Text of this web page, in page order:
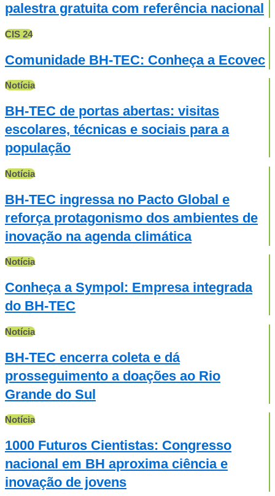
palestra gratuita com referência nacional
CIS 24
Comunidade BH-TEC: Conheça a Ecovec
Notícia
BH-TEC de portas abertas: visitas
escolares, técnicas e sociais para a
população
Notícia
BH-TEC ingressa no Pacto Global e
reforça protagonismo dos ambientes de
inovação na agenda climática
Notícia
Conheça a Sympol: Empresa integrada
do BH-TEC
Notícia
BH-TEC encerra coleta e dá
prosseguimento a doações ao Rio
Grande do Sul
Notícia
1000 Futuros Cientistas: Congresso
nacional em BH aproxima ciência e
inovação de jovens